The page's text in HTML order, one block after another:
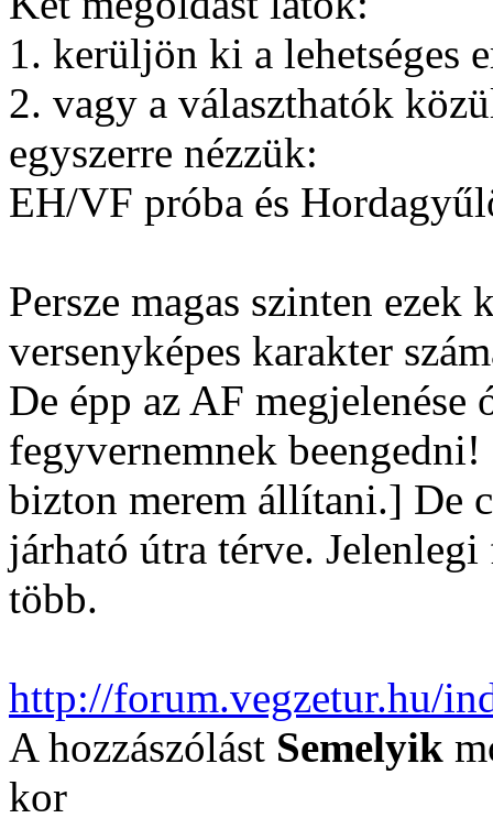
1. kerüljön ki a lehetséges
2. vagy a választhatók
egyszerre nézzük:
EH/VF próba és
Persze magas szinten
versenyképes karakter
De épp az AF
fegyvernemnek
bizton merem állítani.] De
járható útra térve.
több.
http://forum.vegzetur.hu/
A hozzászólást Semelyik
kor